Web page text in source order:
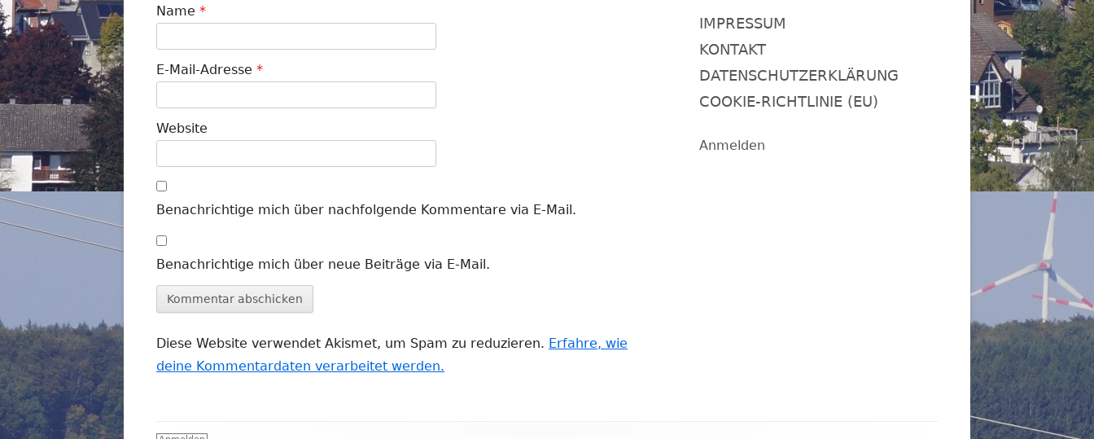
Name *
E-Mail-Adresse *
Website
Benachrichtige mich über nachfolgende Kommentare via E-Mail.
Benachrichtige mich über neue Beiträge via E-Mail.
Diese Website verwendet Akismet, um Spam zu reduzieren. Erfahre, wie
deine Kommentardaten verarbeitet werden.
IMPRESSUM
KONTAKT
DATENSCHUTZERKLÄRUNG
COOKIE-RICHTLINIE (EU)
Anmelden